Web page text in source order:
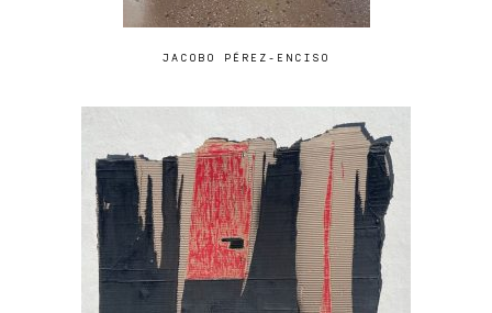
JACOBO PÉREZ-ENCISO